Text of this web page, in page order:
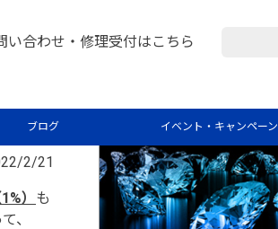
い合わせ・修理受付はこちら
ブログ イベント・キャンペーン
2/21
） も
、